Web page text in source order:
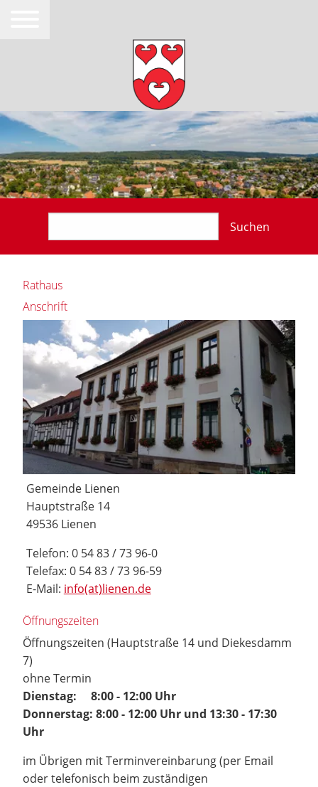
Suchen
Rathaus
Anschrift
Gemeinde Lienen
Hauptstraße 14
49536 Lienen
Telefon: 0 54 83 / 73 96-0
Telefax: 0 54 83 / 73 96-59
E-Mail: info(at)lienen.de
Öffnungszeiten
Öffnungszeiten (Hauptstraße 14 und Diekesdamm
7)
ohne Termin
Dienstag: 8:00 - 12:00 Uhr
Donnerstag: 8:00 - 12:00 Uhr und 13:30 - 17:30
Uhr
im Übrigen mit Terminvereinbarung (per Email
oder telefonisch beim zuständigen